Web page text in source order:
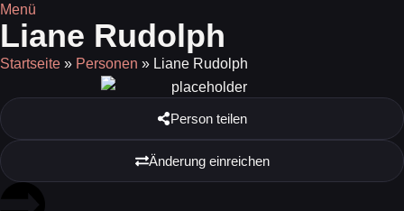
Menü
Liane Rudolph
Startseite » Personen » Liane Rudolph
Person teilen
Änderung einreichen